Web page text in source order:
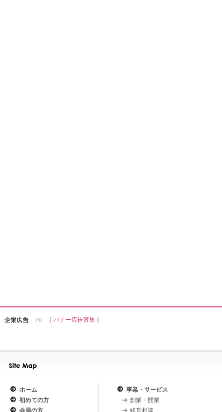
｜ バナー広告募集 ｜
ホーム
初めての方
会員の方
事業・サービス
創業・開業
経営相談